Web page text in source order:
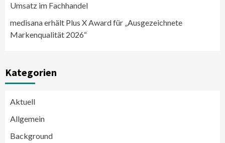
Umsatz im Fachhandel
medisana erhält Plus X Award für „Ausgezeichnete
Markenqualität 2026“
Kategorien
Aktuell
Allgemein
Background